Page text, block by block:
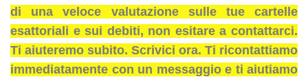
di una veloce valutazione sulle tue cartelle
esattoriali e sui debiti, non esitare a contattarci.
Ti aiuteremo subito. Scrivici ora. Ti ricontattiamo
immediatamente con un messaggio e ti aiutiamo